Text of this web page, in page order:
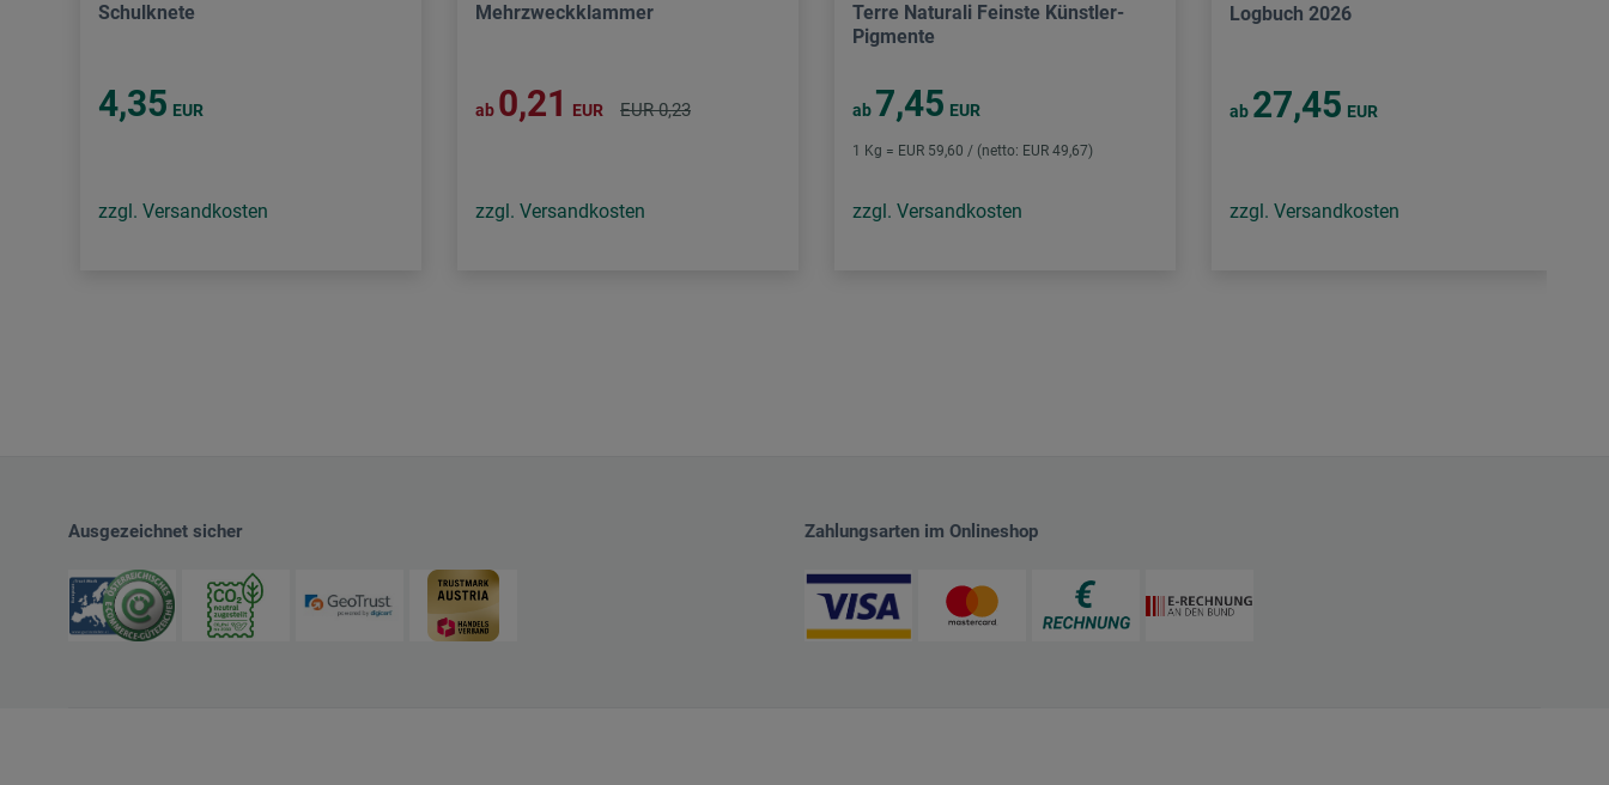
Schulknete
4,35 EUR
zzgl. Versandkosten
Mehrzweckklammer
ab 0,21 EUR EUR 0,23
zzgl. Versandkosten
Terre Naturali Feinste Künstler-
Pigmente
ab 7,45 EUR
1 Kg = EUR 59,60 / (netto: EUR 49,67)
zzgl. Versandkosten
Logbuch 2026
ab 27,45 EUR
zzgl. Versandkosten
Ausgezeichnet sicher Zahlungsarten im Onlineshop